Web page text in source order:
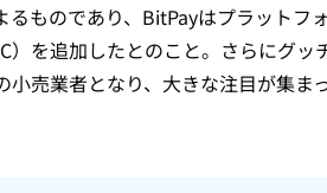
るものであり、BitPayはプラットフ
）を追加したとのこと。さらにグ
売業者となり、大きな注目が集ま